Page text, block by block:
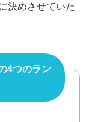
決めさせていた
4つのラン